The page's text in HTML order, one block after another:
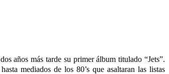
años más tarde su primer álbum titulado “Jets”.
mediados de los 80’s que asaltaran las listas